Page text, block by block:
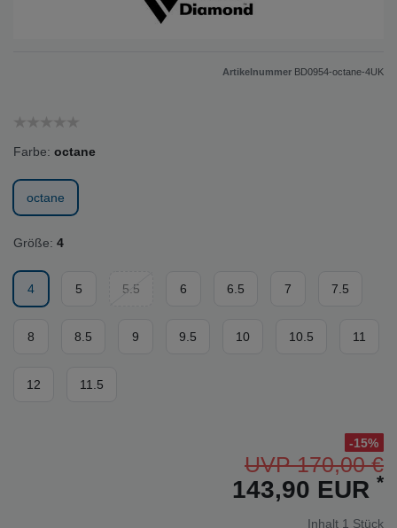
Artikelnummer BD0954-octane-4UK
Farbe: octane
octane
Größe: 4
4 5 5.5 6 6.5 7 7.5
8 8.5 9 9.5 10 10.5 11
12 11.5
-15%
UVP 170,00 €
143,90 EUR *
Inhalt 1 Stück